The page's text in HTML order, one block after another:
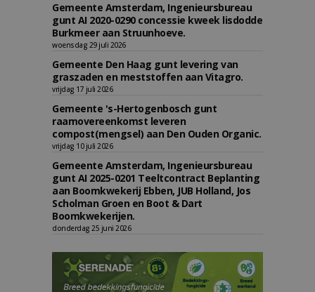
Gemeente Amsterdam, Ingenieursbureau
gunt AI 2020-0290 concessie kweek lisdodde
Burkmeer aan Struunhoeve.
woensdag 29 juli 2026
Gemeente Den Haag gunt levering van
graszaden en meststoffen aan Vitagro.
vrijdag 17 juli 2026
Gemeente 's-Hertogenbosch gunt
raamovereenkomst leveren
compost(mengsel) aan Den Ouden Organic.
vrijdag 10 juli 2026
Gemeente Amsterdam, Ingenieursbureau
gunt AI 2025-0201 Teeltcontract Beplanting
aan Boomkwekerij Ebben, JUB Holland, Jos
Scholman Groen en Boot & Dart
Boomkwekerijen.
donderdag 25 juni 2026